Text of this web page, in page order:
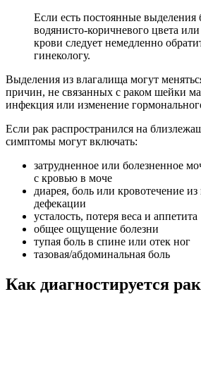
Если есть постоянные выделения
водянисто-коричневого цвета
крови следует немедленно
гинекологу.
Выделения из влагалища могут
причин, не связанных с раком шейки
инфекция или изменение
Если рак распространился на
симптомы могут включать:
затрудненное или болезненное
с кровью в моче
диарея, боль или кровотечение
дефекации
усталость, потеря веса и аппетита
общее ощущение болезни
тупая боль в спине или отек ног
тазовая/абдоминальная боль
Как диагностируется